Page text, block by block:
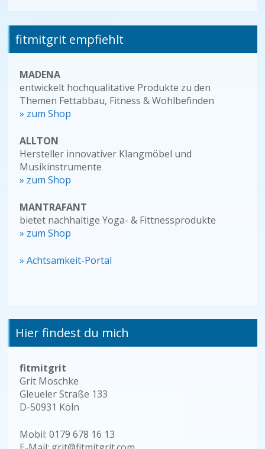
fitmitgrit empfiehlt
MADENA
entwickelt hochqualitative Produkte zu den
Themen Fettabbau, Fitness & Wohlbefinden
» zum Shop
ALLTON
Hersteller innovativer Klangmöbel und
Musikinstrumente
» zum Shop
MANTRAFANT
bietet nachhaltige Yoga- & Fittnessprodukte
» zum Shop
» Achtsamkeit-Portal
Hier findest du mich
fitmitgrit
Grit Moschke
Gleueler Straße 133
D-50931 Köln
Mobil: 0179 678 16 13